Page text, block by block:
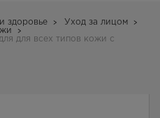
здоровье
Уход за лицом
для всех типов кожи с